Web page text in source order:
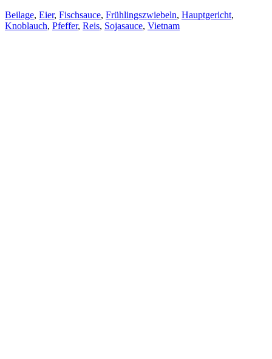
Beilage, Eier, Fischsauce, Frühlingszwiebeln, Hauptgericht,
Knoblauch, Pfeffer, Reis, Sojasauce, Vietnam